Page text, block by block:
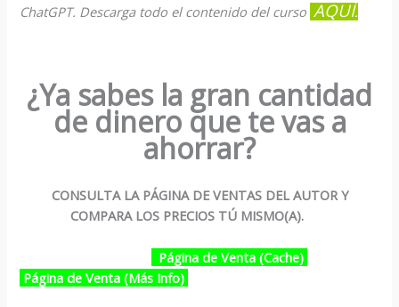
ChatGPT. Descarga todo el contenido del curso AQUÍ.
¿Ya sabes la gran cantidad
de dinero que te vas a
ahorrar?
CONSULTA LA PÁGINA DE VENTAS DEL AUTOR Y
COMPARA LOS PRECIOS TÚ MISMO(A).
Página de Venta (Cache)
Página de Venta (Más Info)